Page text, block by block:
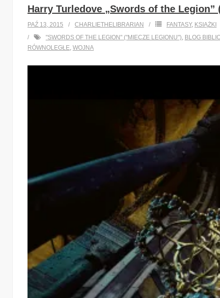
Harry Turledove „Swords of the Legion”
PAŹ 13, 2015 CHARLIETHELIBRARIAN FANTASY, KSIĄŻKI
"SWORDS OF THE LEGION" ("MIECZE LEGIONU"), BLOG
RÓWNOLEGŁE, WOJNA